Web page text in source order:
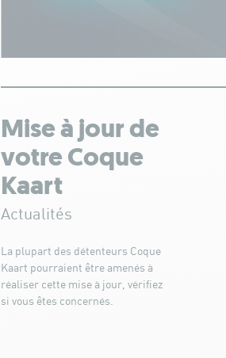
Mise à jour de
votre Coque
Kaart
Actualités
La plupart des détenteurs Coque
Kaart pourraient être amenés à
réaliser cette mise à jour, vérifiez
si vous êtes concernés.